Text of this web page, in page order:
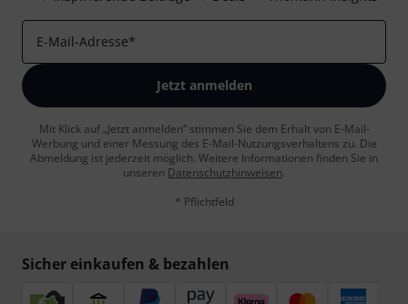
E-Mail-Adresse*
Jetzt anmelden
Mit Klick auf „Jetzt anmelden“ stimmen Sie dem Erhalt von E-Mail-
Werbung und einer Messung des E-Mail-Nutzungsverhaltens zu. Die
Abmeldung ist jederzeit möglich. Weitere Informationen finden Sie in
unseren Datenschutzhinweisen.
* Pflichtfeld
Sicher einkaufen & bezahlen